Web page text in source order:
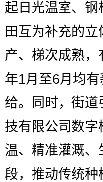
起日光温室、
田互为补充的
产、梯次成熟
年1月至6月均
给。同时，街
技有限公司数
温、精准灌溉
段，推动传统